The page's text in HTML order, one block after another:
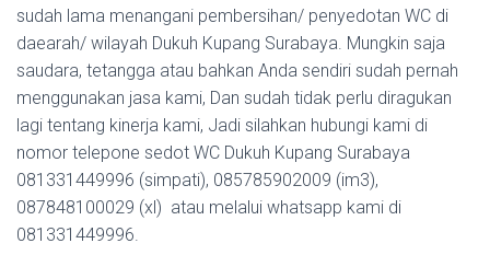
sudah lama menangani pembersihan/ penyedotan WC di
daearah/ wilayah Dukuh Kupang Surabaya. Mungkin saja
saudara, tetangga atau bahkan Anda sendiri sudah pernah
menggunakan jasa kami, Dan sudah tidak perlu diragukan
lagi tentang kinerja kami, Jadi silahkan hubungi kami di
nomor telepone sedot WC Dukuh Kupang Surabaya
081331449996 (simpati), 085785902009 (im3),
087848100029 (xl) atau melalui whatsapp kami di
081331449996.